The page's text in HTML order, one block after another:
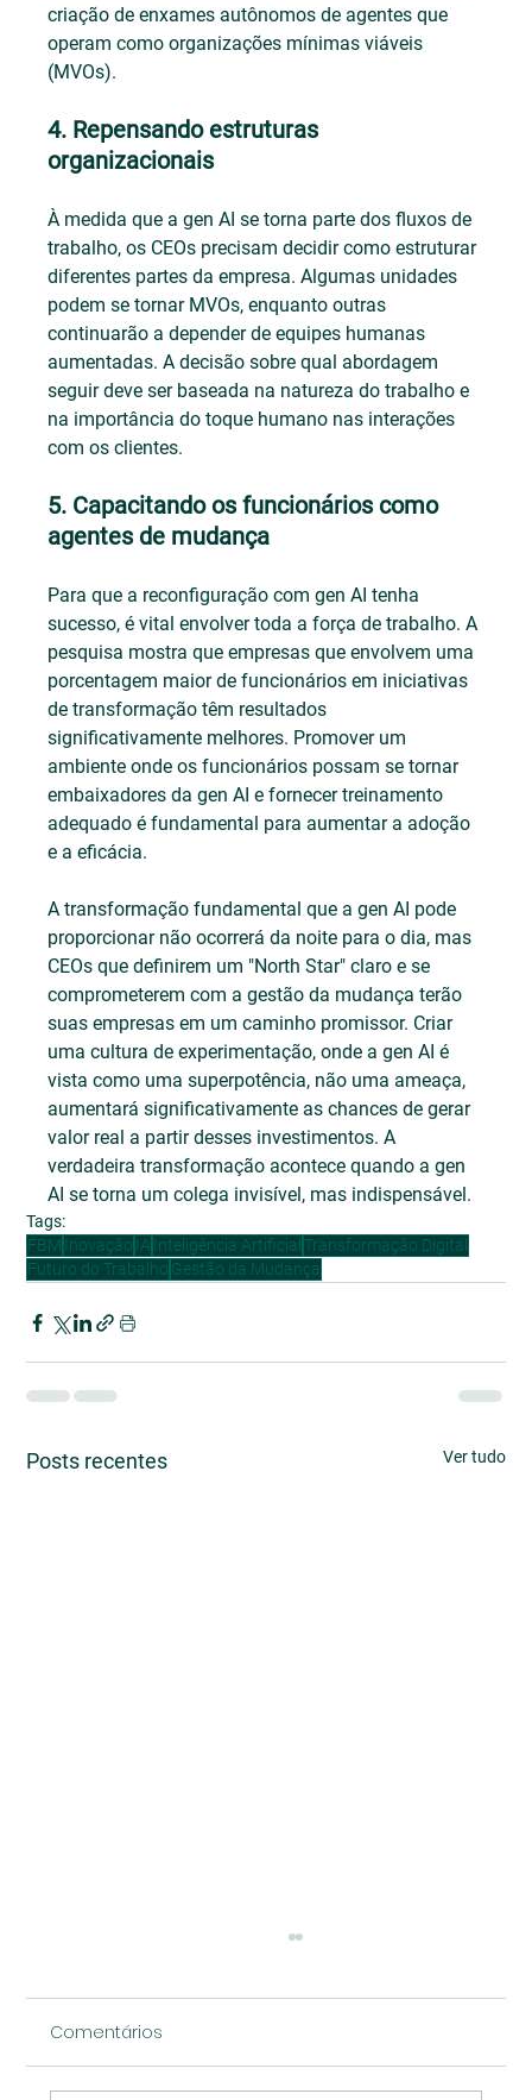
criação de enxames autônomos de agentes que
operam como organizações mínimas viáveis
(MVOs).
4. Repensando estruturas
organizacionais
À medida que a gen AI se torna parte dos fluxos de
trabalho, os CEOs precisam decidir como estruturar
diferentes partes da empresa. Algumas unidades
podem se tornar MVOs, enquanto outras
continuarão a depender de equipes humanas
aumentadas. A decisão sobre qual abordagem
seguir deve ser baseada na natureza do trabalho e
na importância do toque humano nas interações
com os clientes.
5. Capacitando os funcionários como
agentes de mudança
Para que a reconfiguração com gen AI tenha
sucesso, é vital envolver toda a força de trabalho. A
pesquisa mostra que empresas que envolvem uma
porcentagem maior de funcionários em iniciativas
de transformação têm resultados
significativamente melhores. Promover um
ambiente onde os funcionários possam se tornar
embaixadores da gen AI e fornecer treinamento
adequado é fundamental para aumentar a adoção
e a eficácia.
A transformação fundamental que a gen AI pode
proporcionar não ocorrerá da noite para o dia, mas
CEOs que definirem um "North Star" claro e se
comprometerem com a gestão da mudança terão
suas empresas em um caminho promissor. Criar
uma cultura de experimentação, onde a gen AI é
vista como uma superpotência, não uma ameaça,
aumentará significativamente as chances de gerar
valor real a partir desses investimentos. A
verdadeira transformação acontece quando a gen
AI se torna um colega invisível, mas indispensável.
Tags:
FBM Inovação IA Inteligência Artificial Transformação Digital
Futuro do Trabalho Gestão da Mudança
Posts recentes Ver tudo
Comentários